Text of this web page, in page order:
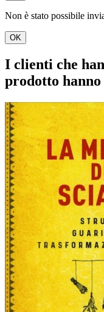
Non è stato possibile
OK
I clienti che
prodotto hanno